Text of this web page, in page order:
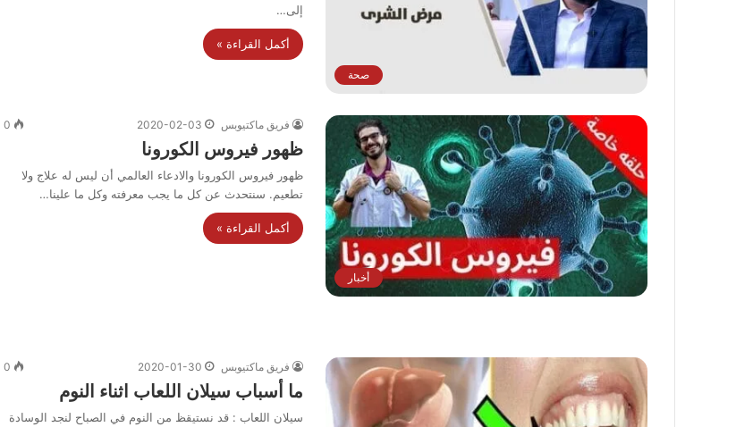
صحة
إلى…
أكمل القراءة »
أخبار
فريق ماكتيوبس 2020-02-03
0
ظهور فيروس الكورونا
ظهور فيروس الكورونا والادعاء العالمي أن ليس له علاج ولا
تطعيم. سنتحدث عن كل ما يجب معرفته وكل ما علينا…
أكمل القراءة »
فريق ماكتيوبس 2020-01-30
0
ما أسباب سيلان اللعاب اثناء النوم
سيلان اللعاب : قد نستيقظ من النوم في الصباح لنجد الوسادة